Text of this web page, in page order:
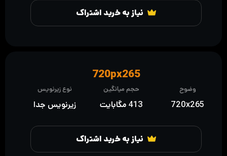
نیاز به خرید اشتراک
نیاز به خرید اشتراک
وضوح
720x265
حجم میانگین
413 مگابایت
نوع زیرنویس
زیرنویس جدا
720px265